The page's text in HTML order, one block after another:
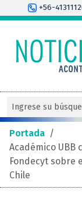
+56-
Portada /
Académico
Fondecyt sobre
Chile